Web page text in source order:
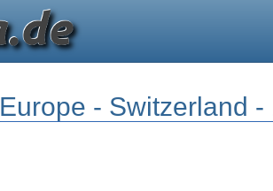
Europe - Switzerland